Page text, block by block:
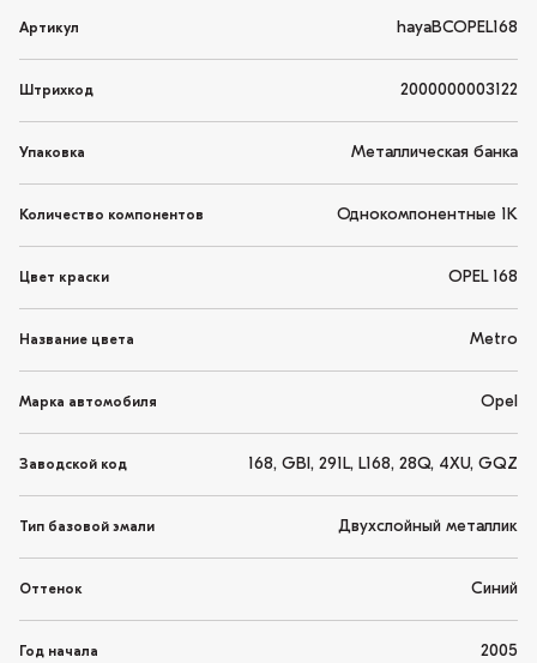
Артикул hayaBCOPEL168
Штрихкод 2000000003122
Упаковка Металлическая банка
Количество компонентов Однокомпонентные 1K
Цвет краски OPEL 168
Название цвета Metro
Марка автомобиля Opel
Заводской код 168, GBI, 291L, L168, 28Q, 4XU, GQZ
Тип базовой эмали Двухслойный металлик
Оттенок Синий
Год начала 2005